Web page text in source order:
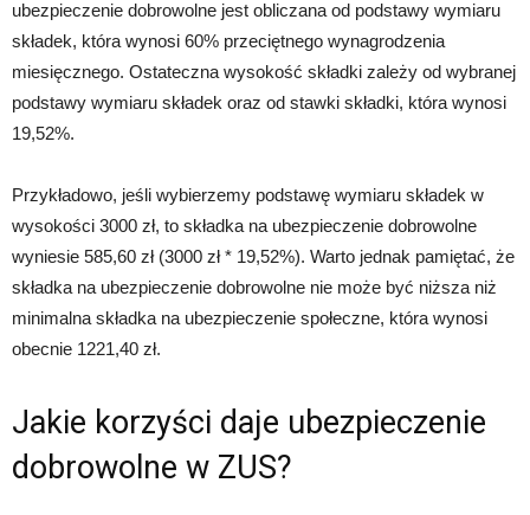
ubezpieczenie dobrowolne jest obliczana od podstawy wymiaru
składek, która wynosi 60% przeciętnego wynagrodzenia
miesięcznego. Ostateczna wysokość składki zależy od wybranej
podstawy wymiaru składek oraz od stawki składki, która wynosi
19,52%.
Przykładowo, jeśli wybierzemy podstawę wymiaru składek w
wysokości 3000 zł, to składka na ubezpieczenie dobrowolne
wyniesie 585,60 zł (3000 zł * 19,52%). Warto jednak pamiętać, że
składka na ubezpieczenie dobrowolne nie może być niższa niż
minimalna składka na ubezpieczenie społeczne, która wynosi
obecnie 1221,40 zł.
Jakie korzyści daje ubezpieczenie
dobrowolne w ZUS?